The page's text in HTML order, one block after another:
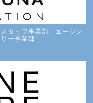
タッフ事業部、エージン
ー事業部